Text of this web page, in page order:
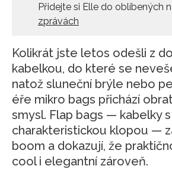
Přidejte si Elle do oblíbených
zprávách
Kolikrát jste letos odešli z
kabelkou, do které se
natož sluneční brýle nebo
éře mikro bags přichází
smysl. Flap bags — kabelky s
charakteristickou klopou —
boom a dokazují, že
cool i elegantní zároveň.